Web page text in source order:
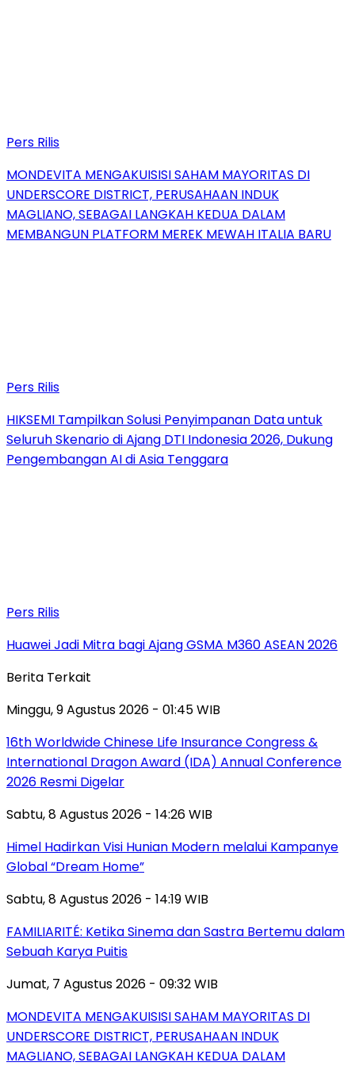
Pers Rilis
MONDEVITA MENGAKUISISI SAHAM MAYORITAS DI
UNDERSCORE DISTRICT, PERUSAHAAN INDUK
MAGLIANO, SEBAGAI LANGKAH KEDUA DALAM
MEMBANGUN PLATFORM MEREK MEWAH ITALIA BARU
Pers Rilis
HIKSEMI Tampilkan Solusi Penyimpanan Data untuk
Seluruh Skenario di Ajang DTI Indonesia 2026, Dukung
Pengembangan AI di Asia Tenggara
Pers Rilis
Huawei Jadi Mitra bagi Ajang GSMA M360 ASEAN 2026
Berita Terkait
Minggu, 9 Agustus 2026 - 01:45 WIB
16th Worldwide Chinese Life Insurance Congress &
International Dragon Award (IDA) Annual Conference
2026 Resmi Digelar
Sabtu, 8 Agustus 2026 - 14:26 WIB
Himel Hadirkan Visi Hunian Modern melalui Kampanye
Global “Dream Home”
Sabtu, 8 Agustus 2026 - 14:19 WIB
FAMILIARITÉ: Ketika Sinema dan Sastra Bertemu dalam
Sebuah Karya Puitis
Jumat, 7 Agustus 2026 - 09:32 WIB
MONDEVITA MENGAKUISISI SAHAM MAYORITAS DI
UNDERSCORE DISTRICT, PERUSAHAAN INDUK
MAGLIANO, SEBAGAI LANGKAH KEDUA DALAM